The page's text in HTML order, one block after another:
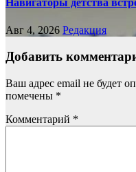
Навигаторы детства
Авг 4, 2026 Редакция
Добавить
Ваш адрес email не будет
помечены *
Комментарий *